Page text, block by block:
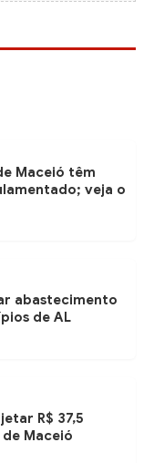
Maceió têm
veja o
abastecimento
de AL
R$ 37,5
Maceió